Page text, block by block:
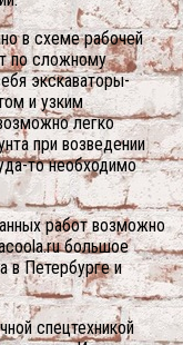
в схеме рабочей
по сложному
экскаваторы-
и узким
легко
при возведении
то необходимо
работ возможно
большое
в Петербурге и
спецтехникой